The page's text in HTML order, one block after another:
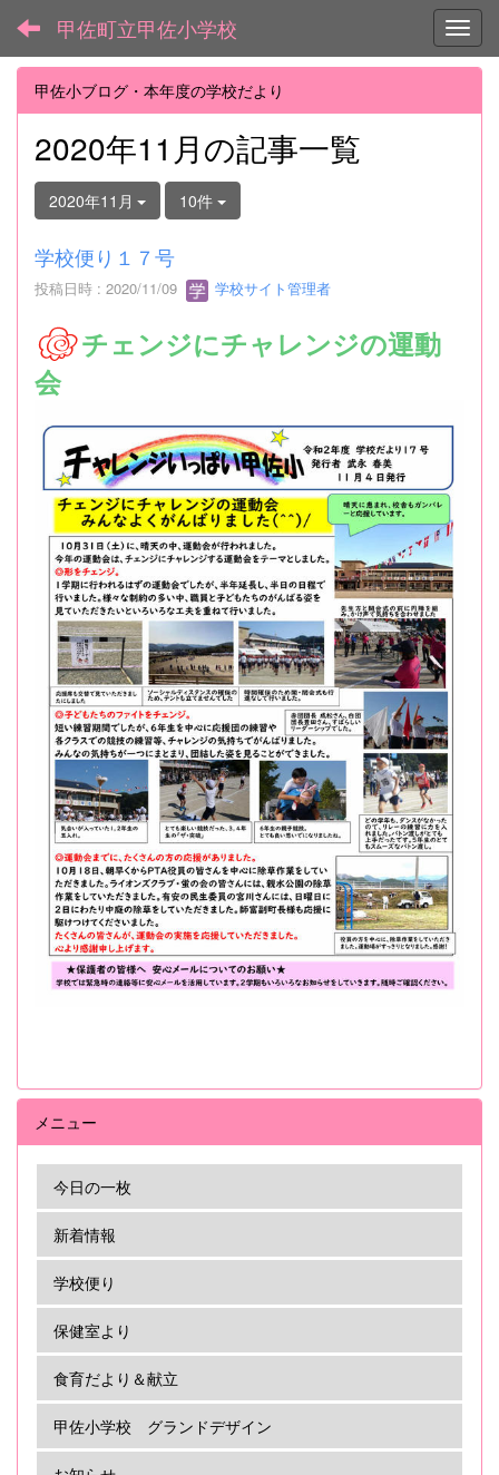
甲佐町立甲佐小学校
甲佐小ブログ・本年度の学校だより
2020年11月の記事一覧
2020年11月 10件
学校便り１７号
投稿日時 : 2020/11/09 学校サイト管理者
チェンジにチャレンジの運動
会
メニュー
今日の一枚
新着情報
学校便り
保健室より
食育だより＆献立
甲佐小学校 グランドデザイン